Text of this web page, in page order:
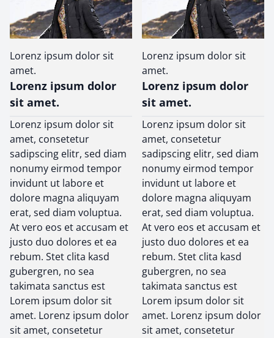
Lorenz ipsum dolor sit
amet.
Lorenz ipsum dolor
sit amet.
Lorenz ipsum dolor sit
amet, consetetur
sadipscing elitr, sed diam
nonumy eirmod tempor
invidunt ut labore et
dolore magna aliquyam
erat, sed diam voluptua.
At vero eos et accusam et
justo duo dolores et ea
rebum. Stet clita kasd
gubergren, no sea
takimata sanctus est
Lorem ipsum dolor sit
amet. Lorenz ipsum dolor
sit amet, consetetur
Lorenz ipsum dolor sit
amet.
Lorenz ipsum dolor
sit amet.
Lorenz ipsum dolor sit
amet, consetetur
sadipscing elitr, sed diam
nonumy eirmod tempor
invidunt ut labore et
dolore magna aliquyam
erat, sed diam voluptua.
At vero eos et accusam et
justo duo dolores et ea
rebum. Stet clita kasd
gubergren, no sea
takimata sanctus est
Lorem ipsum dolor sit
amet. Lorenz ipsum dolor
sit amet, consetetur